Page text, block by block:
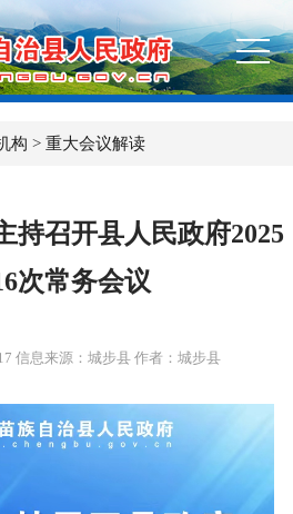
构 >重大会议解读
持召开县人民政府2025
次常务会议
信息来源：城步县 作者：城步县